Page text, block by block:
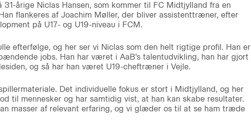
årige Niclas Hansen, som kommer til FC Midtjylland fra en
flankeres af Joachim Møller, der bliver assistenttræner, efter
på U17- og U19-niveau i FCM.
efterfølge, og her ser vi Niclas som den helt rigtige profil. Han er
jobs. Han har været i AaB’s talentudvikling, han har gjort
og så har han været U19-cheftræner i Vejle.
Det individuelle fokus er stort i Midtjylland, og her
til mennesker og har samtidig vist, at han kan skabe resultater.
masser af relevant erfaring, og vi glæder os til at se ham træde